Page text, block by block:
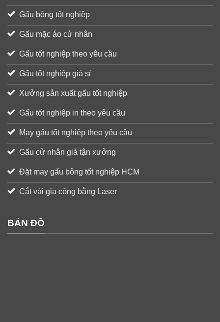
Gấu bông tốt nghiệp
Gấu mặc áo cử nhân
Gấu tốt nghiệp theo yêu cầu
Gấu tốt nghiệp giá sỉ
Xưởng sản xuất gấu tốt nghiệp
Gấu tốt nghiệp in theo yêu cầu
May gấu tốt nghiệp theo yêu cầu
Gấu cử nhân giá tận xưởng
Đặt may gấu bông tốt nghiệp HCM
Cắt vải gia công bằng Laser
BẢN ĐỒ